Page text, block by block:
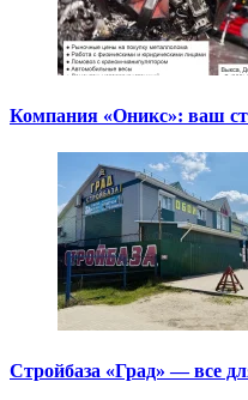
Компания «Оникс»: ваш
Стройбаза «Град» — все